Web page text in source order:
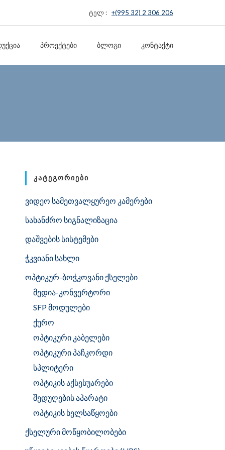
ტელ : +(995 32) 2 306 206
ᲞᲠᲝᲔᲥᲢᲔᲑᲘ ᲑᲚᲝᲒᲘ ᲙᲝᲜᲢᲐᲥᲢᲘ
ᲙᲐᲢᲔᲒᲝᲠᲘᲔᲑᲘ
ვიდეო სამეთვალყურეო კამერები
სახანძრო სიგნალიზაცია
დაშვების სისტემები
ჭკვიანი სახლი
ოპტიკურ-ბოჭკოვანი ქსელები
მედია-კონვერტორი
SFP მოდულები
ქურო
ოპტიკური კაბელები
ოპტიკური პაჩკორდი
სპლიტერი
ოპტიკის აქსესუარები
შედუღების აპარატი
ოპტიკის ხელსაწყოები
ქსელური მოწყობილობები